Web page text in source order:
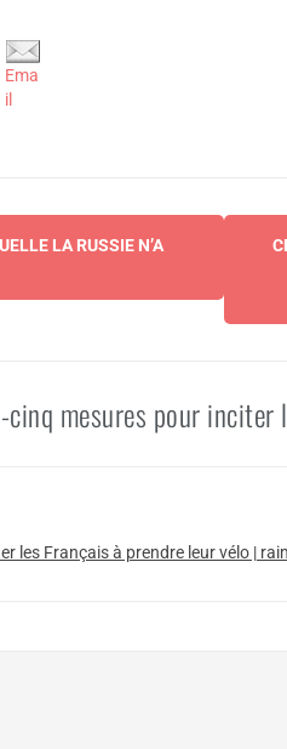
Ema
il
LA RUSSIE N’A
mesures pour inciter
les Français à prendre leur vélo |